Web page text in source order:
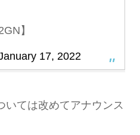
】
17, 2022
いては改めてアナウンス